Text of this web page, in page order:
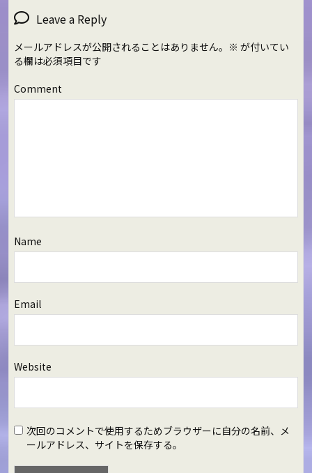
Leave a Reply
メールアドレスが公開されることはありません。 ※ が付いてい
る欄は必須項目です
Comment
Name
Email
Website
次回のコメントで使用するためブラウザーに自分の名前、メ
ールアドレス、サイトを保存する。